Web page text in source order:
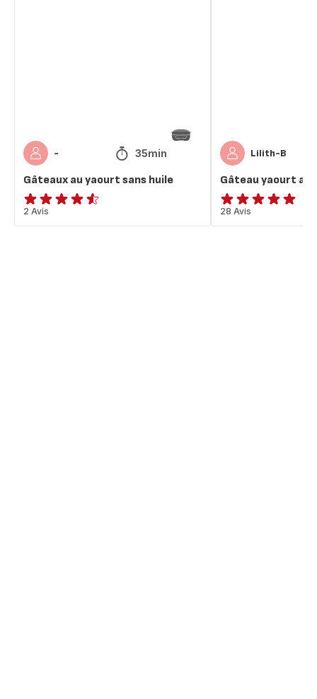
- 35min
Gâteaux au yaourt sans huile
ratings.4.5
2 Avis
Lilith-B
Gâteau yaourt au
ratings.4.9
28 Avis